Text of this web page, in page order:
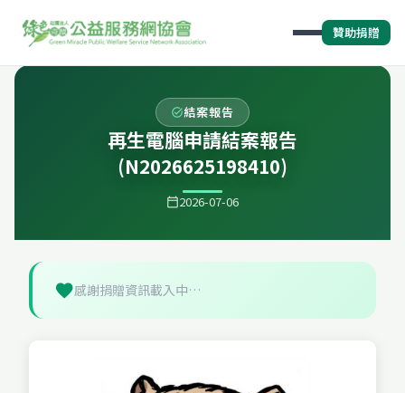
贊助捐贈
task_alt結案報告
再生電腦申請結案報告
(N2026625198410)
calendar_today2026-07-06
favorite感謝捐贈資訊載入中…